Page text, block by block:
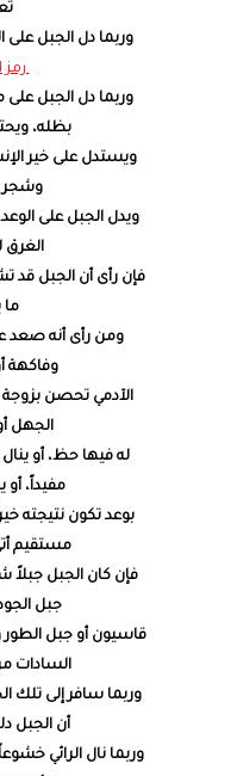
وربما دل الجبل على
رمز
وربما دل الجبل
بظله،
ويستدل على خير
وشجر
ويدل الجبل على
الغرق
فإن رأى أن الجبل قد
ما
ومن رأى أنه صعد
وفاكهة
الآدمي تحصن
الجهل
له فيها حظ، أو
مفيداً،
بوعد تكون نتيجته
مستقيم
فإن كان الجبل جبلاً
جبل
قاسيون أو جبل
السادات
وربما سافر إلى تلك
أن الجبل
وربما نال الرائي